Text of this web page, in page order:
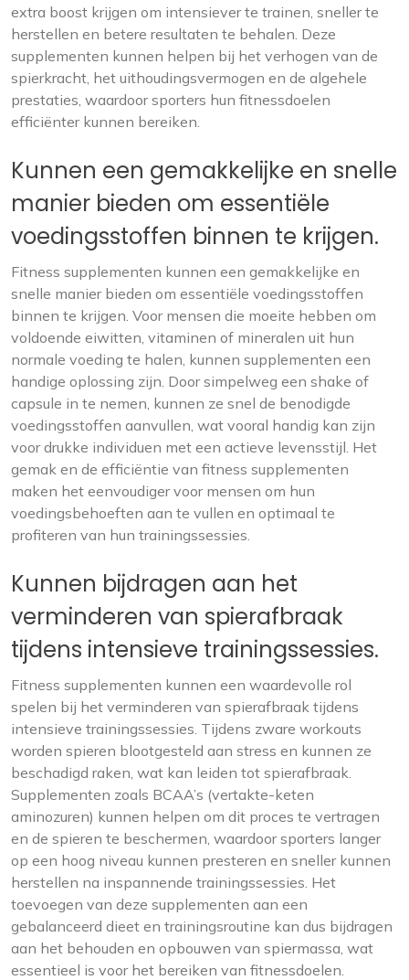
extra boost krijgen om intensiever te trainen, sneller te
herstellen en betere resultaten te behalen. Deze
supplementen kunnen helpen bij het verhogen van de
spierkracht, het uithoudingsvermogen en de algehele
prestaties, waardoor sporters hun fitnessdoelen
efficiënter kunnen bereiken.
Kunnen een gemakkelijke en snelle
manier bieden om essentiële
voedingsstoffen binnen te krijgen.
Fitness supplementen kunnen een gemakkelijke en
snelle manier bieden om essentiële voedingsstoffen
binnen te krijgen. Voor mensen die moeite hebben om
voldoende eiwitten, vitaminen of mineralen uit hun
normale voeding te halen, kunnen supplementen een
handige oplossing zijn. Door simpelweg een shake of
capsule in te nemen, kunnen ze snel de benodigde
voedingsstoffen aanvullen, wat vooral handig kan zijn
voor drukke individuen met een actieve levensstijl. Het
gemak en de efficiëntie van fitness supplementen
maken het eenvoudiger voor mensen om hun
voedingsbehoeften aan te vullen en optimaal te
profiteren van hun trainingssessies.
Kunnen bijdragen aan het
verminderen van spierafbraak
tijdens intensieve trainingssessies.
Fitness supplementen kunnen een waardevolle rol
spelen bij het verminderen van spierafbraak tijdens
intensieve trainingssessies. Tijdens zware workouts
worden spieren blootgesteld aan stress en kunnen ze
beschadigd raken, wat kan leiden tot spierafbraak.
Supplementen zoals BCAA’s (vertakte-keten
aminozuren) kunnen helpen om dit proces te vertragen
en de spieren te beschermen, waardoor sporters langer
op een hoog niveau kunnen presteren en sneller kunnen
herstellen na inspannende trainingssessies. Het
toevoegen van deze supplementen aan een
gebalanceerd dieet en trainingsroutine kan dus bijdragen
aan het behouden en opbouwen van spiermassa, wat
essentieel is voor het bereiken van fitnessdoelen.